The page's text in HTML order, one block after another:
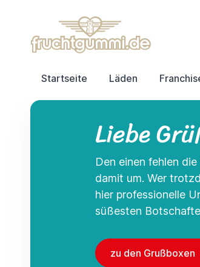
Startseite Läden
Liebe
Den einen fehlen
damit um. Wer
hier professionelle
süßesten
zu den Grußboxen